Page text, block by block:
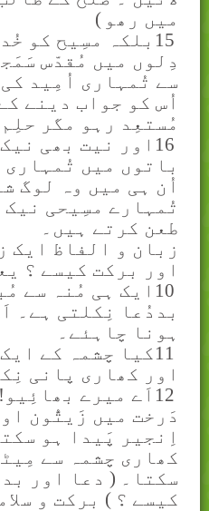
ميں رھو )
15 بلکہ مسِیح کو
دِلوں میں مُقدّس
سے تُمہاری اُمِید
اُس کو جواب دینے
مُستعِد رہو مگر
16 اور نیت بھی
باتوں میں
اُن ہی میں وہ لوگ
تُمہارے مسِیحی
طعن کرتے ہیں۔
زبان و الفاظ ايک
اور برکت کيسے ؟
10 ایک ہی مُنہ سے
بددُعا نِکلتی ہے۔
ہونا چاہئے۔
11کیا چشمہ کے
اور کھاری پانی
12 اَے میرے
دَرخت میں زَیتُّون
اِنجیر پَیدا ہو
کھاری چشمہ سے
سکتا۔ ( دعا اور
کيسے ؟ ) برکت و